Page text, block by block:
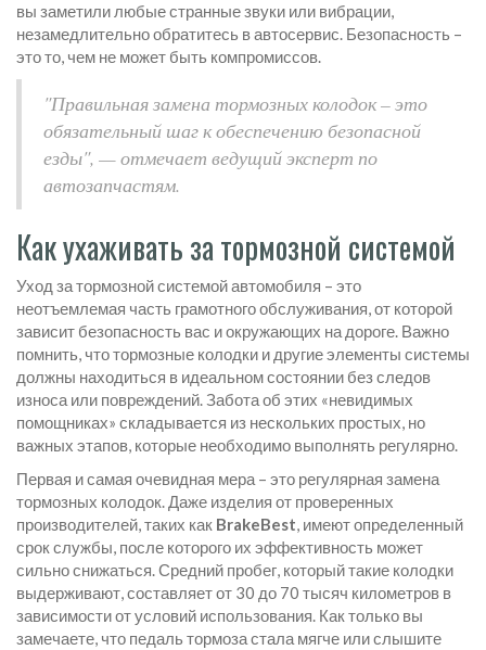
вы заметили любые странные звуки или вибрации,
незамедлительно обратитесь в автосервис. Безопасность –
это то, чем не может быть компромиссов.
"Правильная замена тормозных колодок – это
обязательный шаг к обеспечению безопасной
езды", — отмечает ведущий эксперт по
автозапчастям.
Как ухаживать за тормозной системой
Уход за тормозной системой автомобиля – это
неотъемлемая часть грамотного обслуживания, от которой
зависит безопасность вас и окружающих на дороге. Важно
помнить, что тормозные колодки и другие элементы системы
должны находиться в идеальном состоянии без следов
износа или повреждений. Забота об этих «невидимых
помощниках» складывается из нескольких простых, но
важных этапов, которые необходимо выполнять регулярно.
Первая и самая очевидная мера – это регулярная замена
тормозных колодок. Даже изделия от проверенных
производителей, таких как BrakeBest, имеют определенный
срок службы, после которого их эффективность может
сильно снижаться. Средний пробег, который такие колодки
выдерживают, составляет от 30 до 70 тысяч километров в
зависимости от условий использования. Как только вы
замечаете, что педаль тормоза стала мягче или слышите